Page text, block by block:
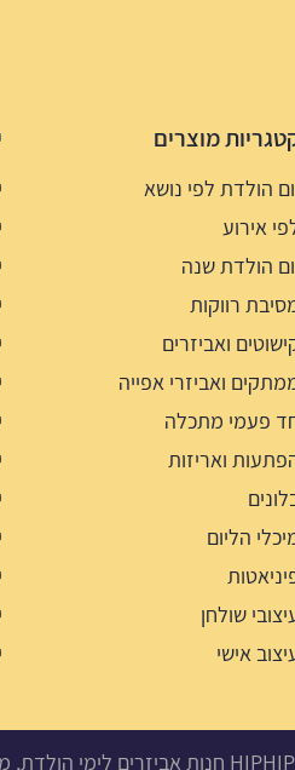
מוצרים
הולדת לפי נושא
אירוע
הולדת שנה
רווקות
ואביזרים
ואביזרי אפייה
פעמי מתכלה
ואריזות
הליום
שולחן
אישי